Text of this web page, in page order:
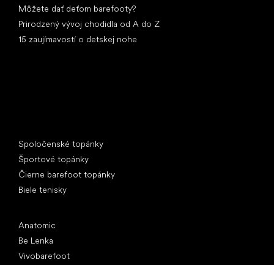
Môžete dať deťom barefooty?
Prirodzený vývoj chodidla od A do Z
15 zaujímavostí o detskej nohe
Spoločenské topánky
Športové topánky
Čierne barefoot topánky
Biele tenisky
Anatomic
Be Lenka
Vivobarefoot